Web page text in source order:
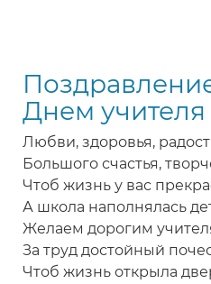
Днем
учителя
Днем учителя
Любви, здоровья,
Большого счастья,
Чтоб жизнь у вас
А школа наполнялась
Желаем дорогим
За труд достойный
Чтоб жизнь открыла